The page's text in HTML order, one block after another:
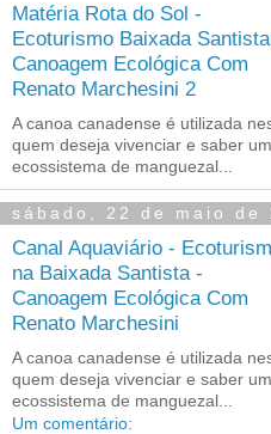
Matéria Rota do Sol -
Ecoturismo Baixada
Canoagem Ecológica Com
Renato Marchesini 2
A canoa canadense é utilizada
quem deseja vivenciar e saber
ecossistema de manguezal...
sábado, 22 de maio de
Canal Aquaviário -
na Baixada Santista -
Canoagem Ecológica Com
Renato Marchesini
A canoa canadense é utilizada
quem deseja vivenciar e saber
ecossistema de manguezal...
Um comentário: